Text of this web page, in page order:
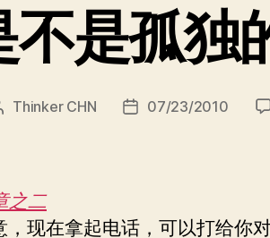
是孤独
Thinker CHN
发 07/23/2010
之二
现在拿起电话，可以打给你